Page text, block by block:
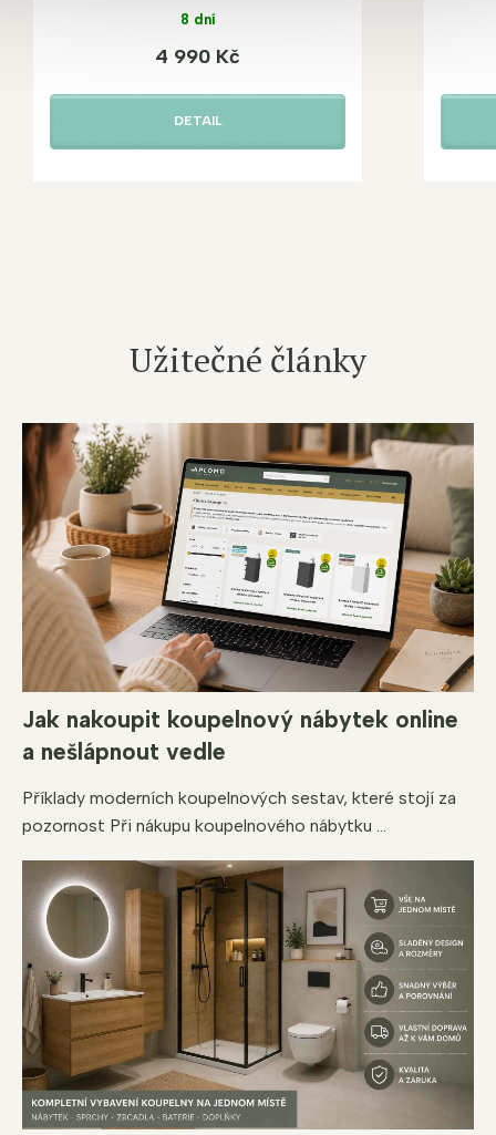
8 dní
4 990 Kč
DETAIL
Užitečné články
Jak nakoupit koupelnový nábytek online
a nešlápnout vedle
Příklady moderních koupelnových sestav, které stojí za
pozornost Při nákupu koupelnového nábytku ...